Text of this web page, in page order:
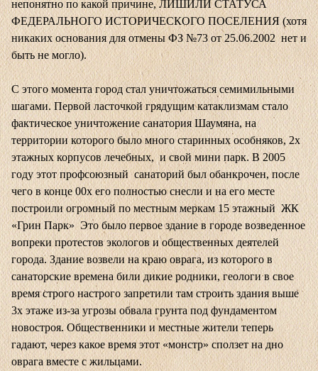
непонятно по какой причине, ЛИШИЛИ СТАТУСА
ФЕДЕРАЛЬНОГО ИСТОРИЧЕСКОГО ПОСЕЛЕНИЯ (хотя
никаких основания для отмены ФЗ №73 от 25.06.2002 нет и
быть не могло).
С этого момента город стал уничтожаться семимильными
шагами. Первой ласточкой грядущим катаклизмам стало
фактическое уничтожение санатория Шаумяна, на
территории которого было много старинных особняков, 2х
этажных корпусов лечебных, и свой мини парк. В 2005
году этот профсоюзный санаторий был обанкрочен, после
чего в конце 00х его полностью снесли и на его месте
построили огромный по местным меркам 15 этажный ЖК
«Грин Парк» Это было первое здание в городе возведенное
вопреки протестов экологов и общественных деятелей
города. Здание возвели на краю оврага, из которого в
санаторские времена били дикие родники, геологи в свое
время строго настрого запретили там строить здания выше
3х этаже из-за угрозы обвала грунта под фундаментом
новостроя. Общественники и местные жители теперь
гадают, через какое время этот «монстр» сползет на дно
оврага вместе с жильцами.